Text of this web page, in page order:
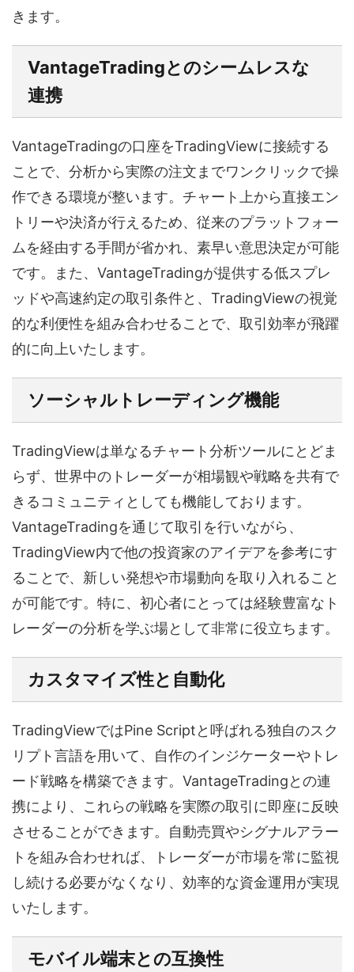
きます。
VantageTradingとのシームレスな
連携
VantageTradingの口座をTradingViewに接続する
ことで、分析から実際の注文までワンクリックで操
作できる環境が整います。チャート上から直接エン
トリーや決済が行えるため、従来のプラットフォー
ムを経由する手間が省かれ、素早い意思決定が可能
です。また、VantageTradingが提供する低スプレ
ッドや高速約定の取引条件と、TradingViewの視覚
的な利便性を組み合わせることで、取引効率が飛躍
的に向上いたします。
ソーシャルトレーディング機能
TradingViewは単なるチャート分析ツールにとどま
らず、世界中のトレーダーが相場観や戦略を共有で
きるコミュニティとしても機能しております。
VantageTradingを通じて取引を行いながら、
TradingView内で他の投資家のアイデアを参考にす
ることで、新しい発想や市場動向を取り入れること
が可能です。特に、初心者にとっては経験豊富なト
レーダーの分析を学ぶ場として非常に役立ちます。
カスタマイズ性と自動化
TradingViewではPine Scriptと呼ばれる独自のスク
リプト言語を用いて、自作のインジケーターやトレ
ード戦略を構築できます。VantageTradingとの連
携により、これらの戦略を実際の取引に即座に反映
させることができます。自動売買やシグナルアラー
トを組み合わせれば、トレーダーが市場を常に監視
し続ける必要がなくなり、効率的な資金運用が実現
いたします。
モバイル端末との互換性